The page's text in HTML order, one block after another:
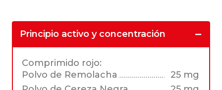
Principio activo y concentración
Comprimido rojo:
Polvo de Remolacha
25 mg